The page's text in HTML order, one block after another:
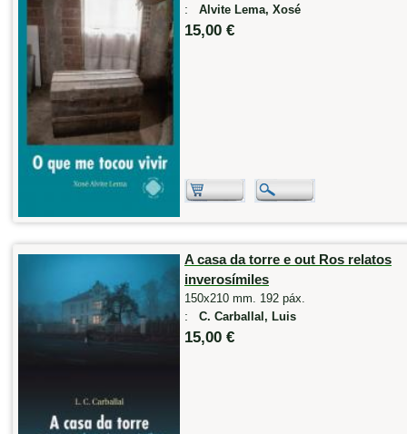
: Alvite Lema, Xosé
15,00 €
A casa da torre e out Ros relatos
inverosímiles
150x210 mm. 192 páx.
: C. Carballal, Luis
15,00 €